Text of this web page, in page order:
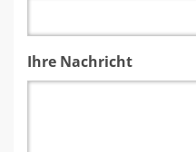
Ihre Nachricht